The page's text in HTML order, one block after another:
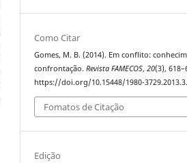
Como Citar
Gomes, M. B. (2014). Em conflito:
confrontação.Revista FAMECOS,20(3),
https://doi.org/10.15448/1980-
Fomatos de Citação
Edição